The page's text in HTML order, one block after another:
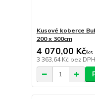
Kusové koberce
200 x 300cm
4 070,00 Kč/ks
3 363,64 Kč bez DPH